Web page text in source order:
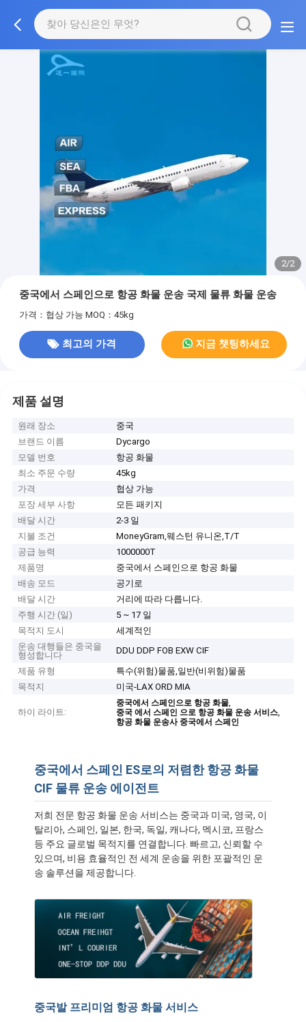
2/2
중국에서 스페인으로 항공 화물 운송 국제 물류 화물 운송
가격：협상 가능 MOQ：45kg
최고의 가격 지금 챗팅하세요
제품 설명
원래 장소
중국
브랜드 이름
Dycargo
모델 번호
항공 화물
최소 주문 수량
45kg
가격
협상 가능
포장 세부 사항
모든 패키지
배달 시간
2-3 일
지불 조건
MoneyGram,웨스턴 유니온,T/T
공급 능력
1000000T
제품명
중국에서 스페인으로 항공 화물
배송 모드
공기로
배달 시간
거리에 따라 다릅니다.
주행 시간 (일)
5 ~ 17 일
목적지 도시
세계적인
운송 대행들은 중국을
형성합니다
DDU DDP FOB EXW CIF
제품 유형
특수(위험)물품,일반(비위험)물품
목적지
미국-LAX ORD MIA
하이 라이트:
중국에서 스페인으로 항공 화물,
중국 에서 스페인 으로 항공 화물 운송 서비스,
항공 화물 운송사 중국에서 스페인
중국에서 스페인 ES로의 저렴한 항공 화물
CIF 물류 운송 에이전트
저희 전문 항공 화물 운송 서비스는 중국과 미국, 영국, 이
탈리아, 스페인, 일본, 한국, 독일, 캐나다, 멕시코, 프랑스
등 주요 글로벌 목적지를 연결합니다. 빠르고, 신뢰할 수
있으며, 비용 효율적인 전 세계 운송을 위한 포괄적인 운
송 솔루션을 제공합니다.
중국발 프리미엄 항공 화물 서비스